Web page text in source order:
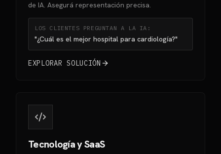
de IA. Asegurá representación precisa.
LOS CLIENTES PREGUNTAN A LA IA:
"¿Cuál es el mejor hospital para cardiología?"
EXPLORAR SOLUCIÓN
Tecnología y SaaS